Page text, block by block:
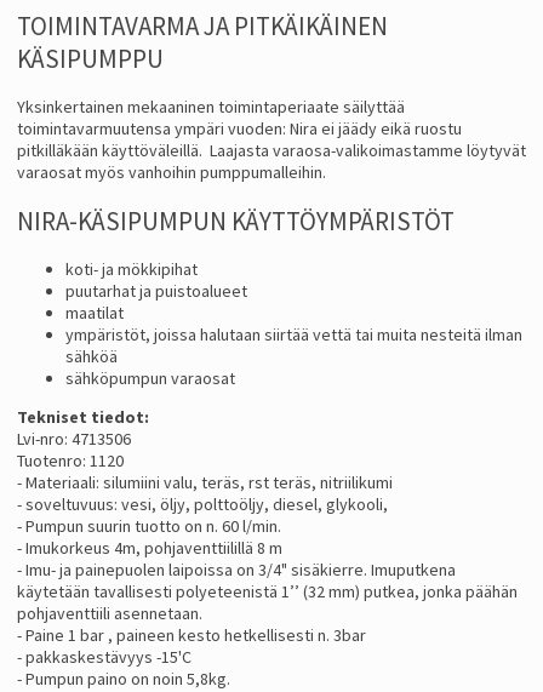
TOIMINTAVARMA JA PITKÄIKÄINEN
KÄSIPUMPPU
Yksinkertainen mekaaninen toimintaperiaate säilyttää
toimintavarmuutensa ympäri vuoden: Nira ei jäädy eikä ruostu
pitkilläkään käyttöväleillä. Laajasta varaosa-valikoimastamme löytyvät
varaosat myös vanhoihin pumppumalleihin.
NIRA-KÄSIPUMPUN KÄYTTÖYMPÄRISTÖT
koti- ja mökkipihat
puutarhat ja puistoalueet
maatilat
ympäristöt, joissa halutaan siirtää vettä tai muita nesteitä ilman
sähköä
sähköpumpun varaosat
Tekniset tiedot:
Lvi-nro: 4713506
Tuotenro: 1120
- Materiaali: silumiini valu, teräs, rst teräs, nitriilikumi
- soveltuvuus: vesi, öljy, polttoöljy, diesel, glykooli,
- Pumpun suurin tuotto on n. 60 l/min.
- Imukorkeus 4m, pohjaventtiilillä 8 m
- Imu- ja painepuolen laipoissa on 3/4" sisäkierre. Imuputkena
käytetään tavallisesti polyeteenistä 1’’ (32 mm) putkea, jonka päähän
pohjaventtiili asennetaan.
- Paine 1 bar , paineen kesto hetkellisesti n. 3bar
- pakkaskestävyys -15'C
- Pumpun paino on noin 5,8kg.